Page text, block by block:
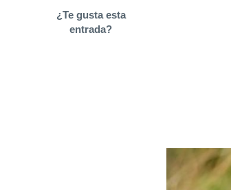
¿Te gusta esta
entrada?